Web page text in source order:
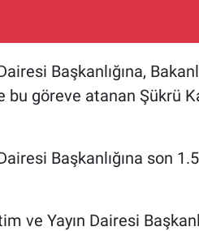
Başkanlığına,
bu göreve atanan Şükrü
Başkanlığına son 1.5
ve Yayın Dairesi